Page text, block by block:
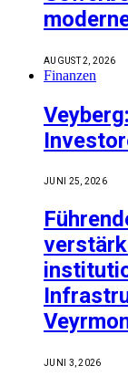
AUGUST 2, 2026
Finanzen
JUNI 25, 2026
JUNI 3, 2026